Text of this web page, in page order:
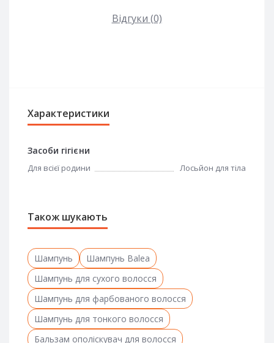
Відгуки (0)
Характеристики
Засоби гігієни
Для всієї родини Лосьйон для тіла
Також шукають
Шампунь
Шампунь Balea
Шампунь для сухого волосся
Шампунь для фарбованого волосся
Шампунь для тонкого волосся
Бальзам ополіскувач для волосся